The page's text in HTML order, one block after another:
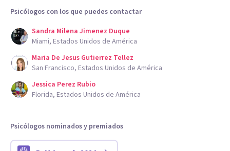
Psicólogos con los que puedes contactar
Sandra Milena Jimenez Duque
Miami, Estados Unidos de América
Maria De Jesus Gutierrez Tellez
San Francisco, Estados Unidos de América
Jessica Perez Rubio
Florida, Estados Unidos de América
Psicólogos nominados y premiados